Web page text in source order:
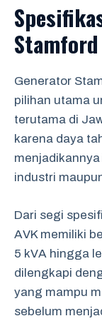
Stamford
Generator
pilihan utama
terutama di
karena daya
industri
Dari segi
AVK memiliki
5 kVA hingga
dilengkapi
yang mampu
sebelum